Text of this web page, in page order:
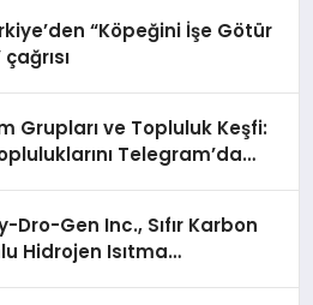
“Köpeğini İşe Götür
Grupları ve Topluluk Keşfi:
Telegram’da
Dro-Gen Inc., Sıfır Karbon
Hidrojen Isıtma